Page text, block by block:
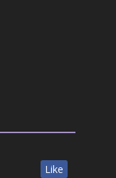
Like